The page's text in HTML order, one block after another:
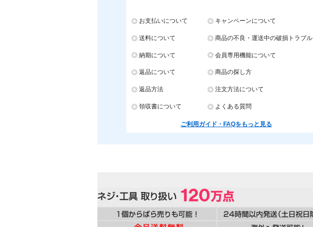
お支払いについて キャンペーンについて
送料について 商品の不良・運送中の破損トラブル
納期について 会員専用機能について
返品について 商品の探し方
返品方法 注文方法について
領収書について よくある質問
ご利用ガイド・FAQをもっと見る